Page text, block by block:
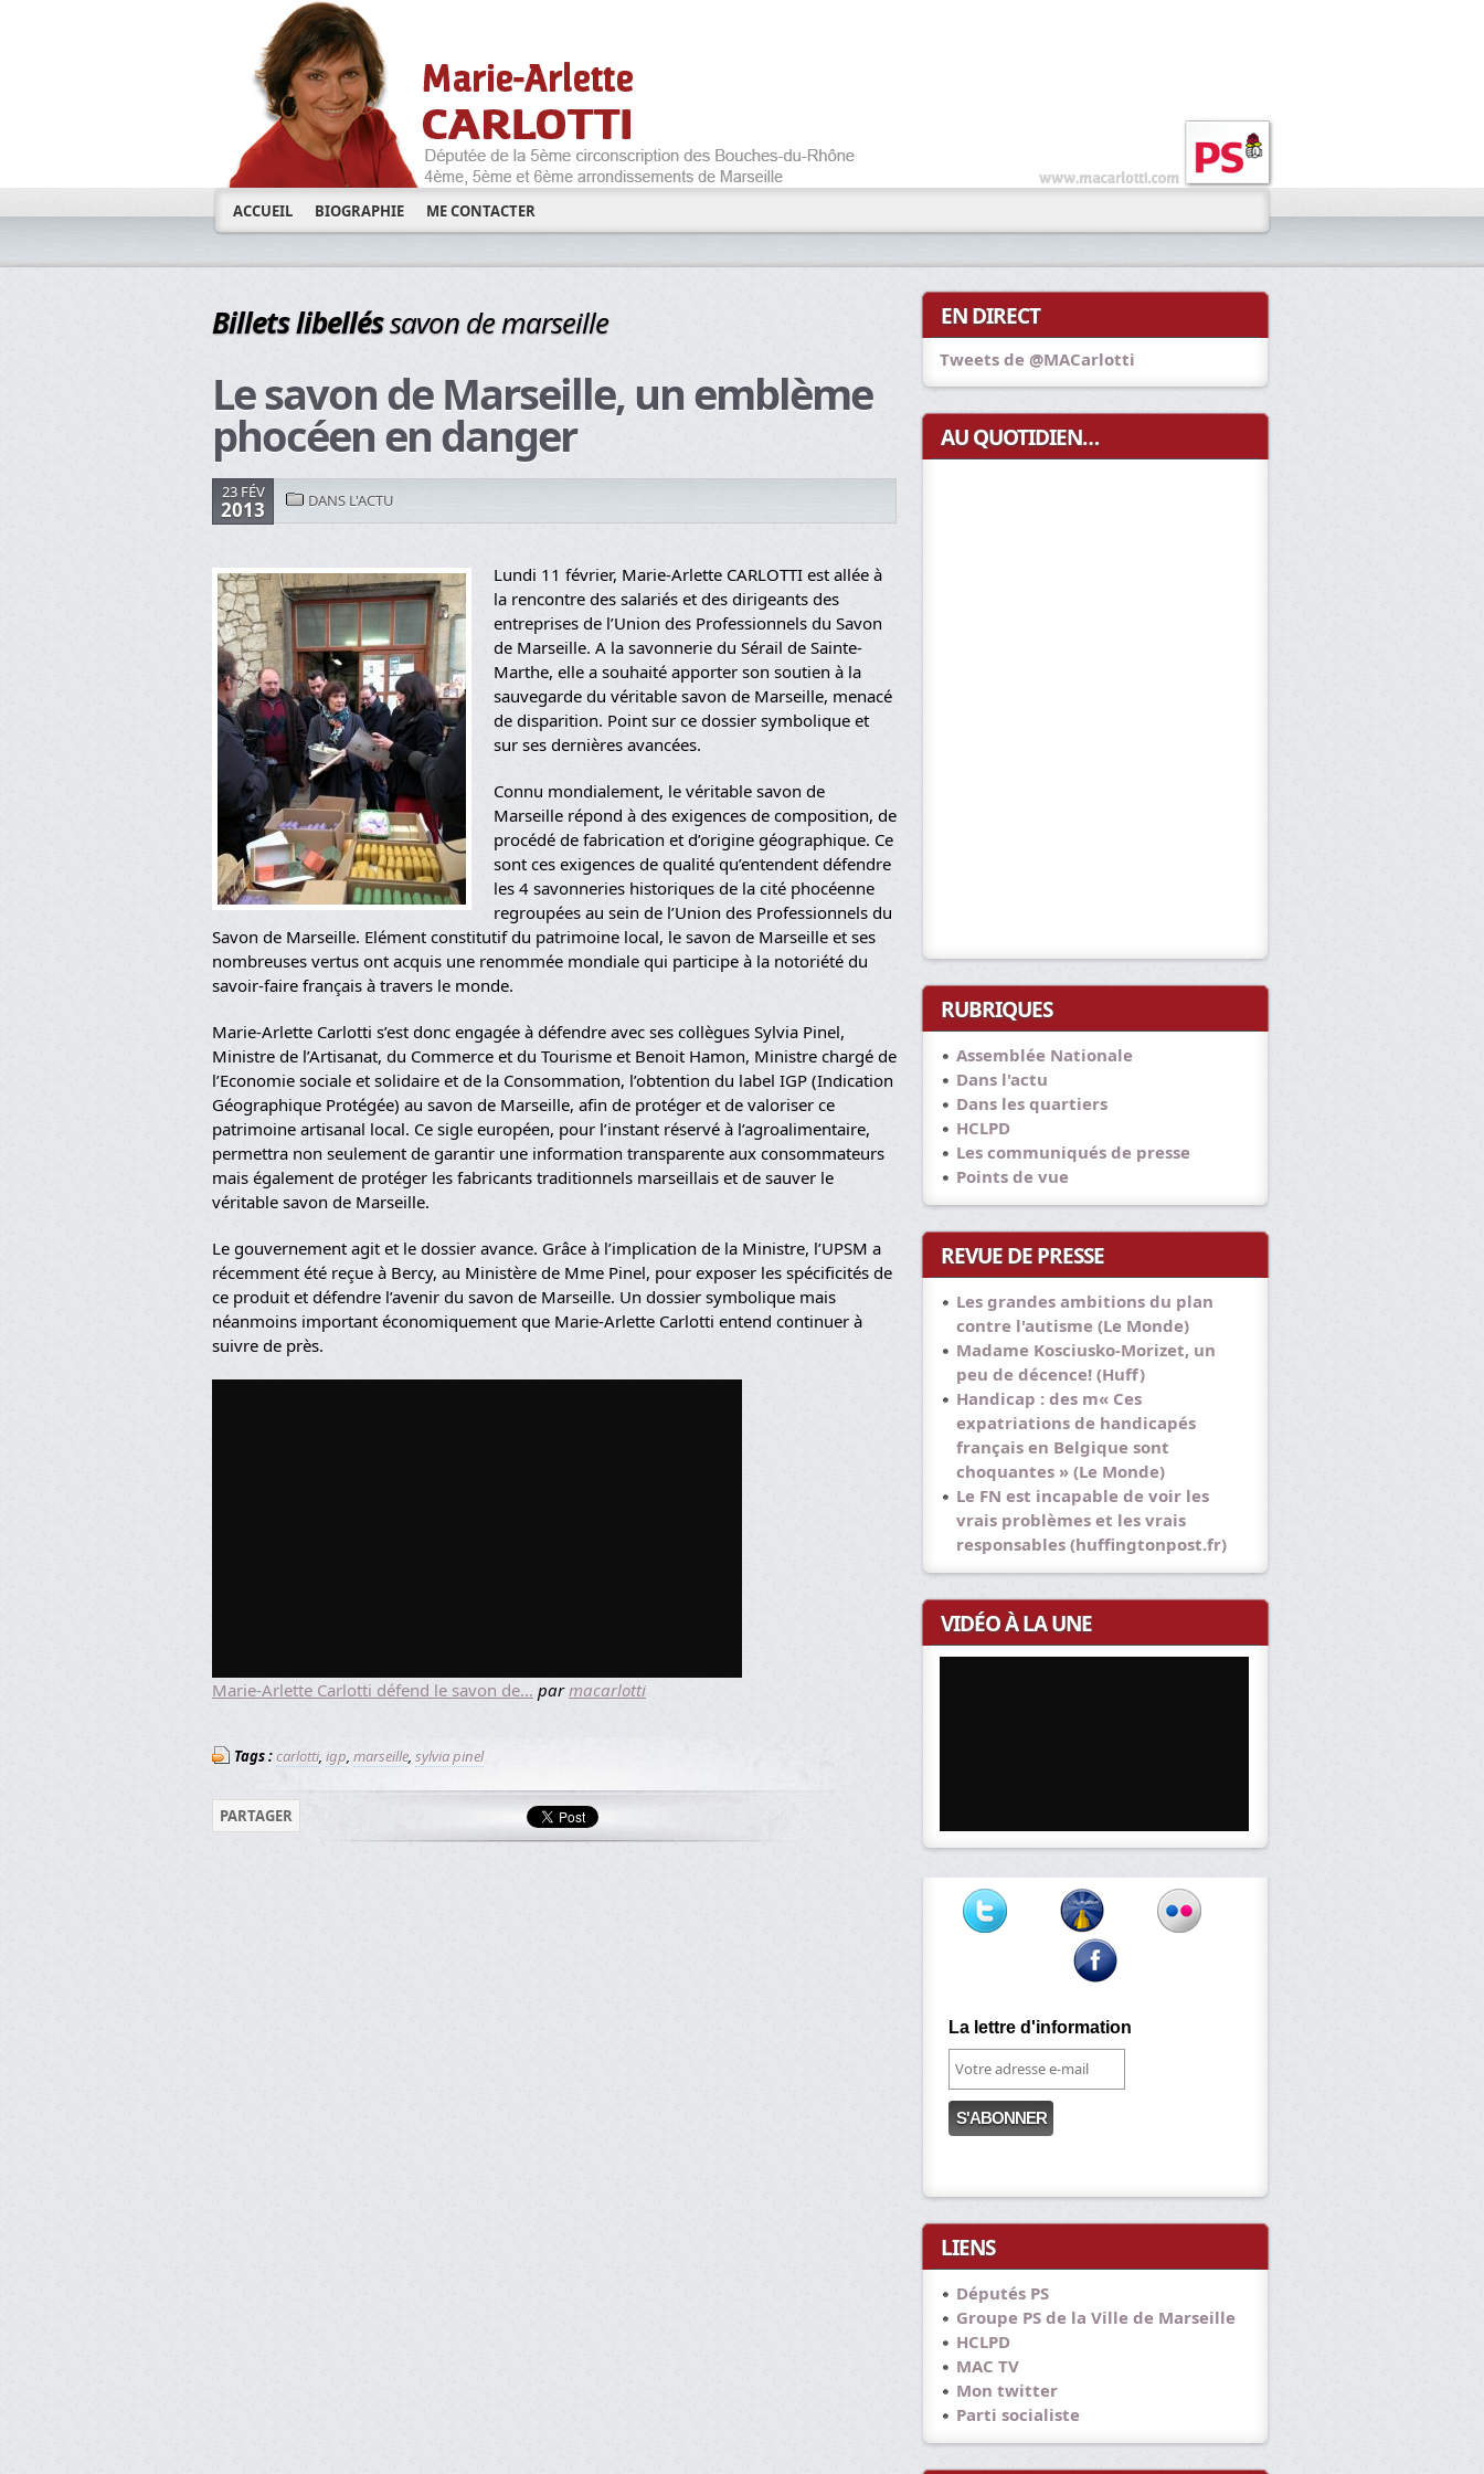
ACCUEIL BIOGRAPHIE ME CONTACTER
Billets libelléssavon de marseille
Le savon de Marseille, un emblème
phocéen en danger
23 FÉV
2013 DANS L'ACTU
Lundi 11 février, Marie-Arlette CARLOTTI est allée à
la rencontre des salariés et des dirigeants des
entreprises de l’Union des Professionnels du Savon
de Marseille. A la savonnerie du Sérail de Sainte-
Marthe, elle a souhaité apporter son soutien à la
sauvegarde du véritable savon de Marseille, menacé
de disparition. Point sur ce dossier symbolique et
sur ses dernières avancées.
Connu mondialement, le véritable savon de
Marseille répond à des exigences de composition, de
procédé de fabrication et d’origine géographique. Ce
sont ces exigences de qualité qu’entendent défendre
les 4 savonneries historiques de la cité phocéenne
regroupées au sein de l’Union des Professionnels du
Savon de Marseille. Elément constitutif du patrimoine local, le savon de Marseille et ses
nombreuses vertus ont acquis une renommée mondiale qui participe à la notoriété du
savoir-faire français à travers le monde.
Marie-Arlette Carlotti s’est donc engagée à défendre avec ses collègues Sylvia Pinel,
Ministre de l’Artisanat, du Commerce et du Tourisme et Benoit Hamon, Ministre chargé de
l’Economie sociale et solidaire et de la Consommation, l’obtention du label IGP (Indication
Géographique Protégée) au savon de Marseille, afin de protéger et de valoriser ce
patrimoine artisanal local. Ce sigle européen, pour l’instant réservé à l’agroalimentaire,
permettra non seulement de garantir une information transparente aux consommateurs
mais également de protéger les fabricants traditionnels marseillais et de sauver le
véritable savon de Marseille.
Le gouvernement agit et le dossier avance. Grâce à l’implication de la Ministre, l’UPSM a
récemment été reçue à Bercy, au Ministère de Mme Pinel, pour exposer les spécificités de
ce produit et défendre l’avenir du savon de Marseille. Un dossier symbolique mais
néanmoins important économiquement que Marie-Arlette Carlotti entend continuer à
suivre de près.
Marie-Arlette Carlotti défend le savon de… parmacarlotti
Tags :carlotti, igp, marseille, sylvia pinel
PARTAGER
EN DIRECT
Tweets de @MACarlotti
AU QUOTIDIEN…
RUBRIQUES
Assemblée Nationale
Dans l'actu
Dans les quartiers
HCLPD
Les communiqués de presse
Points de vue
REVUE DE PRESSE
Les grandes ambitions du plan
contre l'autisme (Le Monde)
Madame Kosciusko-Morizet, un
peu de décence! (Huff)
Handicap : des m« Ces
expatriations de handicapés
français en Belgique sont
choquantes » (Le Monde)
Le FN est incapable de voir les
vrais problèmes et les vrais
responsables (huffingtonpost.fr)
VIDÉO À LA UNE
La lettre d'information
LIENS
Députés PS
Groupe PS de la Ville de Marseille
HCLPD
MAC TV
Mon twitter
Parti socialiste